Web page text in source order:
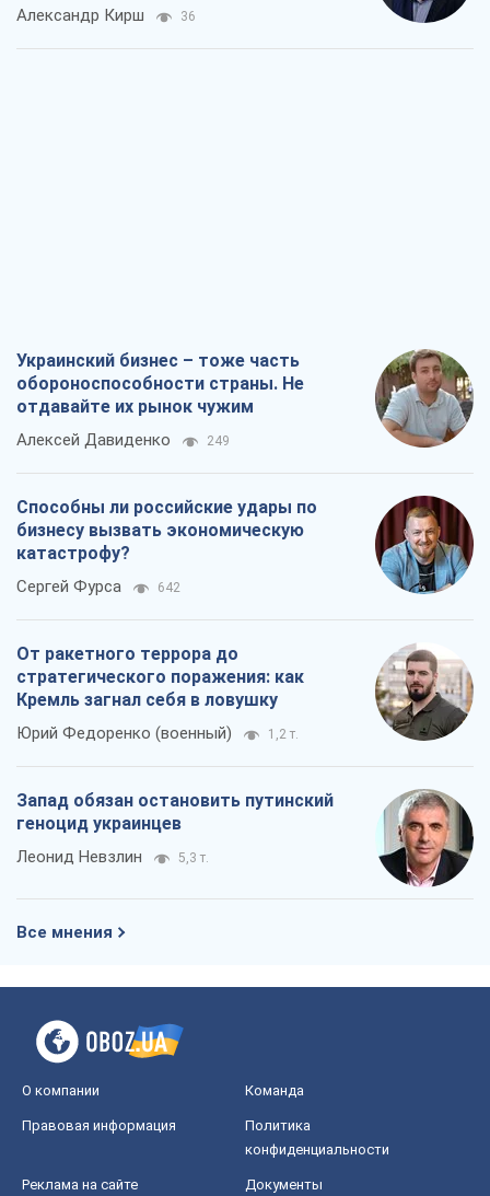
Александр Кирш 36
Украинский бизнес – тоже часть
обороноспособности страны. Не
отдавайте их рынок чужим
Алексей Давиденко 249
Способны ли российские удары по
бизнесу вызвать экономическую
катастрофу?
Сергей Фурса 642
От ракетного террора до
стратегического поражения: как
Кремль загнал себя в ловушку
Юрий Федоренко (военный) 1,2 т.
Запад обязан остановить путинский
геноцид украинцев
Леонид Невзлин 5,3 т.
Все мнения
О компании Команда
Правовая информация
Политика
конфиденциальности
Реклама на сайте Документы